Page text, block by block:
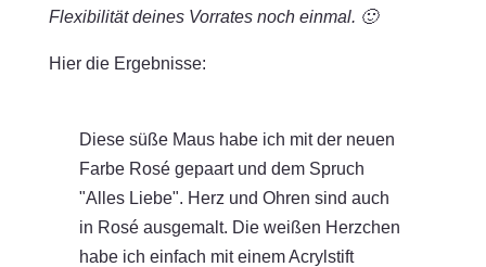
Flexibilität deines Vorrates noch einmal. 🙂
Hier die Ergebnisse:
Diese süße Maus habe ich mit der neuen
Farbe Rosé gepaart und dem Spruch
"Alles Liebe". Herz und Ohren sind auch
in Rosé ausgemalt. Die weißen Herzchen
habe ich einfach mit einem Acrylstift